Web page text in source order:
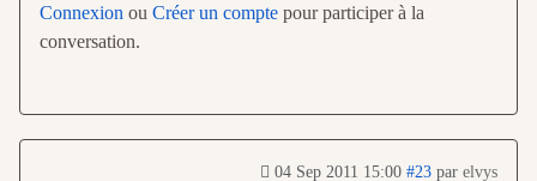
Connexion ou Créer un compte pour participer à la
conversation.
04 Sep 2011 15:00 #23 par elvys